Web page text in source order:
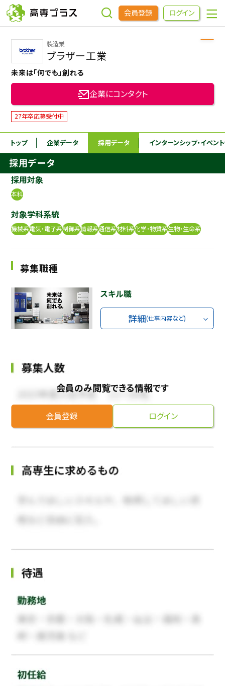
会員登録 ログイン
企業をさがす
進学先をさがす
インターンシップ・イベントをさがす
高専OBOGをさがす
高専プラスセミナー
めもらす
製造業
ブラザー工業
未来は「何でも」創れる
企業にコンタクト
27年卒応募受付中
トップ 企業データ 採用データ インターンシップ・イベン
採用データ
採用対象
本科
対象学科系統
機械系電気・電子系制御系情報系通信系材料系化学・物質系生物・生命系
募集職種
スキル職
詳細(仕事内容など)
会員のみ閲覧できる情報です
会員登録 ログイン